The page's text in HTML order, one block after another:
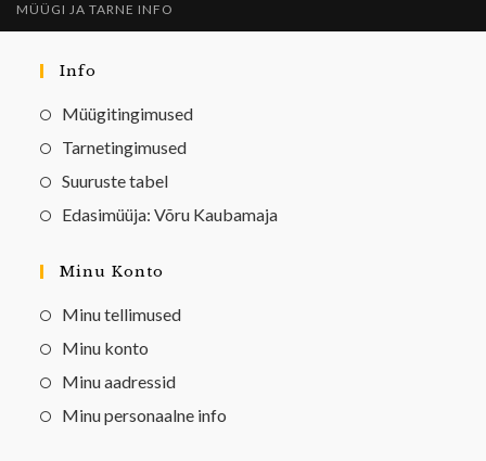
MÜÜGI JA TARNE INFO
Info
Müügitingimused
Tarnetingimused
Suuruste tabel
Edasimüüja: Võru Kaubamaja
Minu Konto
Minu tellimused
Minu konto
Minu aadressid
Minu personaalne info